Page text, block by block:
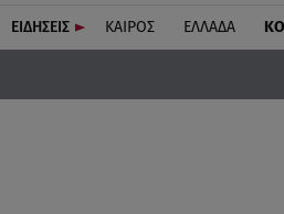
ΕΙΔΗΣΕΙΣ ΚΑΙΡΟΣ ΕΛΛΑΔΑ